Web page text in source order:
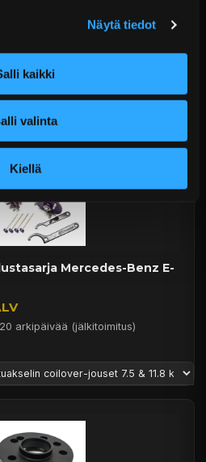
Näytä tiedot
kaikki
valinta
Kiellä
arkipäivää (jälkitoimitus)
Mercedes-Benz E-
arkipäivää (jälkitoimitus)